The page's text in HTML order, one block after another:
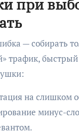
при
— собирать
трафик, быстрый
на слишком
минус-